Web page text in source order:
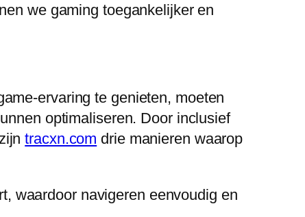
we gaming toegankelijker en
ervaring te genieten, moeten
optimaliseren. Door inclusief
tracxn.com drie manieren waarop
waardoor navigeren eenvoudig en